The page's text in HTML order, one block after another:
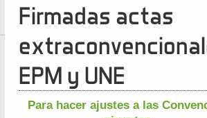
Firmadas actas
EPM y UNE
Para hacer ajustes a las